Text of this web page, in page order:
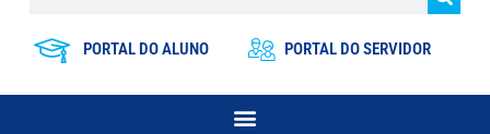
PORTAL DO ALUNO PORTAL DO SERVIDOR